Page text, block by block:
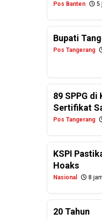
Pos Banten 5
Bupati
Pos Tangerang
89 SPPG
Sertifikat
Pos Tangerang
KSPI
Hoaks
Nasional 8
20 Tahun